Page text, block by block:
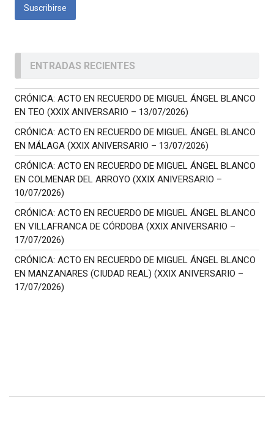
ENTRADAS RECIENTES
CRÓNICA: ACTO EN RECUERDO DE MIGUEL ÁNGEL BLANCO
EN TEO (XXIX ANIVERSARIO – 13/07/2026)
CRÓNICA: ACTO EN RECUERDO DE MIGUEL ÁNGEL BLANCO
EN MÁLAGA (XXIX ANIVERSARIO – 13/07/2026)
CRÓNICA: ACTO EN RECUERDO DE MIGUEL ÁNGEL BLANCO
EN COLMENAR DEL ARROYO (XXIX ANIVERSARIO –
10/07/2026)
CRÓNICA: ACTO EN RECUERDO DE MIGUEL ÁNGEL BLANCO
EN VILLAFRANCA DE CÓRDOBA (XXIX ANIVERSARIO –
17/07/2026)
CRÓNICA: ACTO EN RECUERDO DE MIGUEL ÁNGEL BLANCO
EN MANZANARES (CIUDAD REAL) (XXIX ANIVERSARIO –
17/07/2026)